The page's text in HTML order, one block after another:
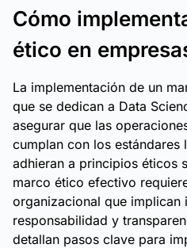
Cómo
ético en
La implementación de un
que se dedican a Data
asegurar que las
cumplan con los estándares
adhieran a principios éticos
marco ético efectivo
organizacional que implican
responsabilidad y
detallan pasos clave para